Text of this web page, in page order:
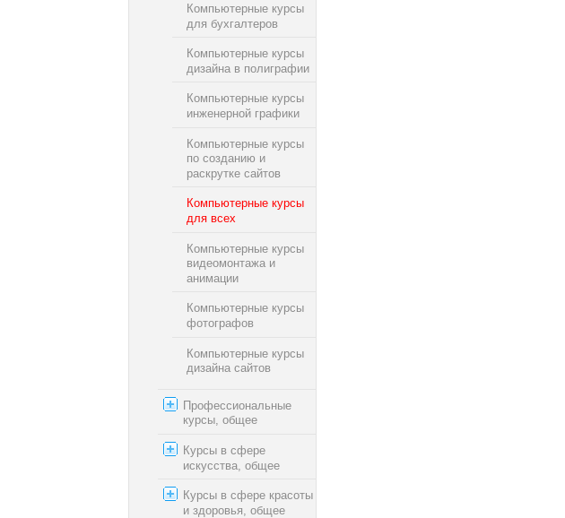
Компьютерные курсы
для бухгалтеров
Компьютерные курсы
дизайна в полиграфии
Компьютерные курсы
инженерной графики
Компьютерные курсы
по созданию и
раскрутке сайтов
Компьютерные курсы
для всех
Компьютерные курсы
видеомонтажа и
анимации
Компьютерные курсы
фотографов
Компьютерные курсы
дизайна сайтов
Профессиональные
курсы, общее
Курсы в сфере
искусства, общее
Курсы в сфере красоты
и здоровья, общее